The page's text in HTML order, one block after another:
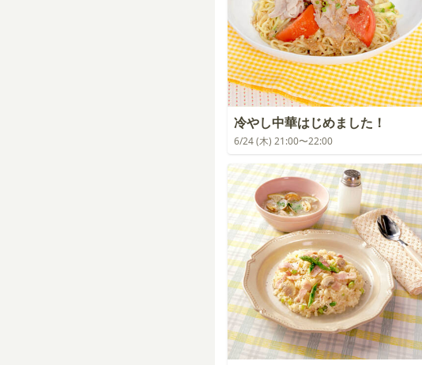
冷やし中華はじめました！
6/24 (木) 21:00〜22:00